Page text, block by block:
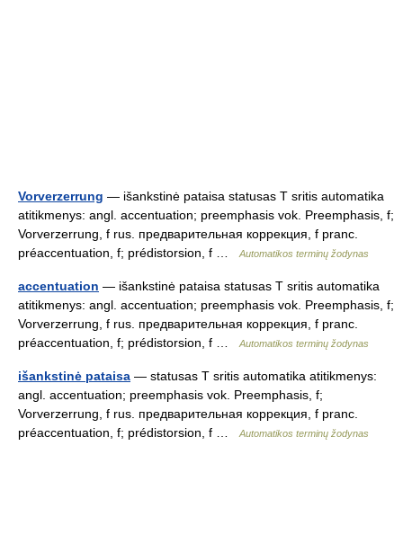
Vorverzerrung — išankstinė pataisa statusas T sritis automatika
atitikmenys: angl. accentuation; preemphasis vok. Preemphasis, f;
Vorverzerrung, f rus. предварительная коррекция, f pranc.
préaccentuation, f; prédistorsion, f …
Automatikos terminų žodynas
accentuation — išankstinė pataisa statusas T sritis automatika
atitikmenys: angl. accentuation; preemphasis vok. Preemphasis, f;
Vorverzerrung, f rus. предварительная коррекция, f pranc.
préaccentuation, f; prédistorsion, f …
Automatikos terminų žodynas
išankstinė pataisa — statusas T sritis automatika atitikmenys:
angl. accentuation; preemphasis vok. Preemphasis, f;
Vorverzerrung, f rus. предварительная коррекция, f pranc.
préaccentuation, f; prédistorsion, f …
Automatikos terminų žodynas